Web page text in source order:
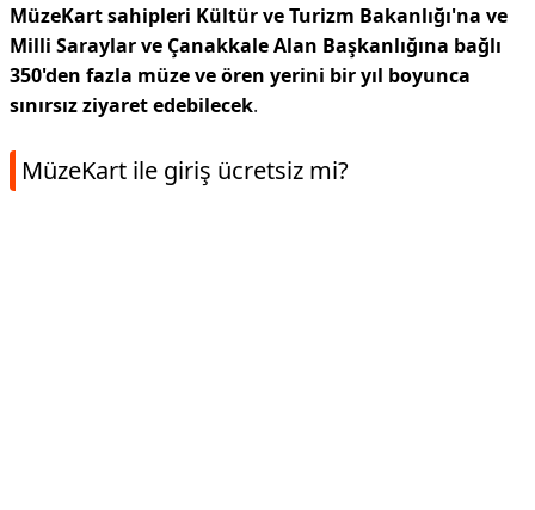
MüzeKart sahipleri Kültür ve Turizm Bakanlığı'na ve
Milli Saraylar ve Çanakkale Alan Başkanlığına bağlı
350'den fazla müze ve ören yerini bir yıl boyunca
sınırsız ziyaret edebilecek.
MüzeKart ile giriş ücretsiz mi?